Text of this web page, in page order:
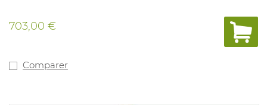
703,00 €
Comparer